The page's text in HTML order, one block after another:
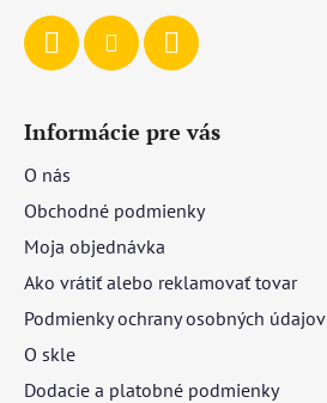
Informácie pre vás
O nás
Obchodné podmienky
Moja objednávka
Ako vrátiť alebo reklamovať tovar
Podmienky ochrany osobných údajov
O skle
Dodacie a platobné podmienky